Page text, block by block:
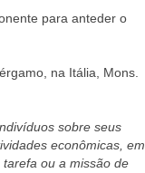
para anteder o
na Itália, Mons.
sobre seus
econômicas, em
ou a missão de